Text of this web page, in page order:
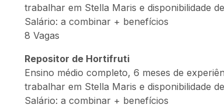
trabalhar em Stella Maris e disponibilidade
Salário: a combinar + benefícios
8 Vagas
Repositor de Hortifruti
Ensino médio completo, 6 meses de
trabalhar em Stella Maris e disponibilidade
Salário: a combinar + benefícios